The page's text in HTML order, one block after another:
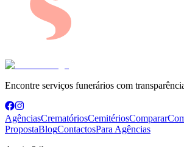
Encontre serviços funerários com
AgênciasCrematóriosCemitériosComparar
PropostaBlogContactosPara Agências